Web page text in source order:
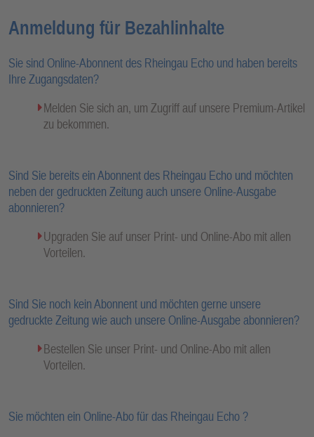
Anmeldung für Bezahlinhalte
Sie sind Online-Abonnent des Rheingau Echo und haben bereits
Ihre Zugangsdaten?
Melden Sie sich an, um Zugriff auf unsere Premium-Artikel
zu bekommen.
Sind Sie bereits ein Abonnent des Rheingau Echo und möchten
neben der gedruckten Zeitung auch unsere Online-Ausgabe
abonnieren?
Upgraden Sie auf unser Print- und Online-Abo mit allen
Vorteilen.
Sind Sie noch kein Abonnent und möchten gerne unsere
gedruckte Zeitung wie auch unsere Online-Ausgabe abonnieren?
Bestellen Sie unser Print- und Online-Abo mit allen
Vorteilen.
Sie möchten ein Online-Abo für das Rheingau Echo ?